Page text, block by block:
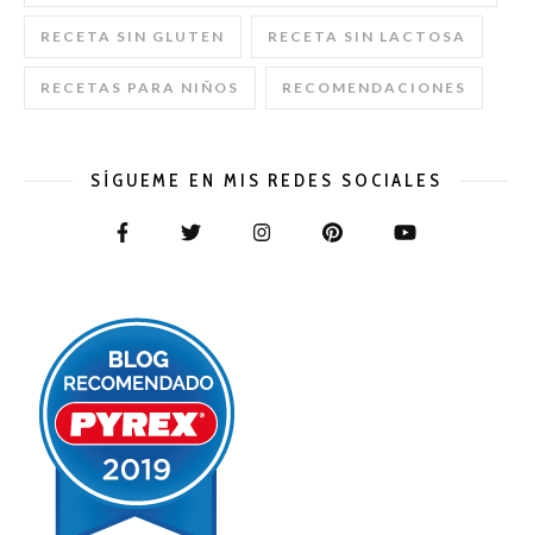
RECETA SIN GLUTEN RECETA SIN LACTOSA
RECETAS PARA NIÑOS RECOMENDACIONES
SÍGUEME EN MIS REDES SOCIALES